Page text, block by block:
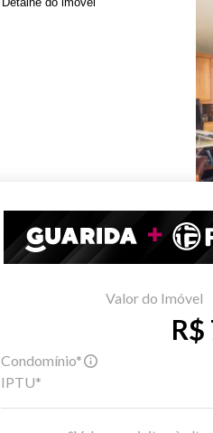
Valor do Imóvel
Condomínio*
IPTU*